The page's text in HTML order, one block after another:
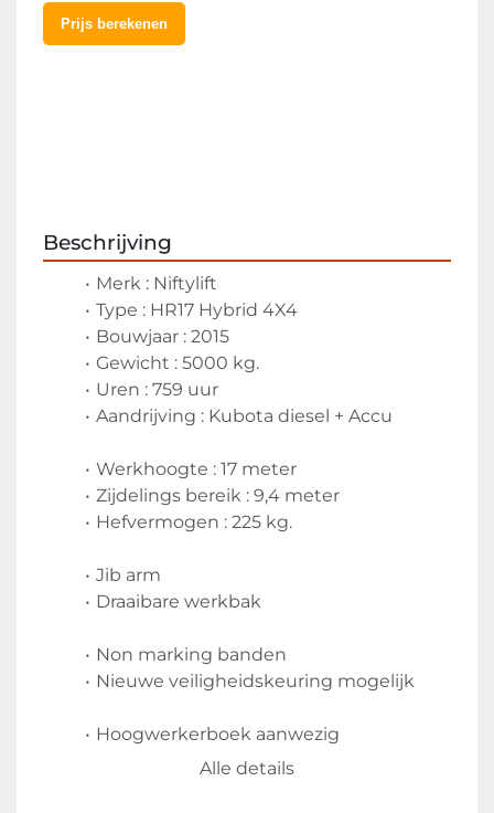
Beschrijving
Merk : Niftylift
Type : HR17 Hybrid 4X4
Bouwjaar : 2015
Gewicht : 5000 kg.
Uren : 759 uur
Aandrijving : Kubota diesel + Accu
Werkhoogte : 17 meter
Zijdelings bereik : 9,4 meter
Hefvermogen : 225 kg.
Jib arm
Draaibare werkbak
Non marking banden
Nieuwe veiligheidskeuring mogelijk
Hoogwerkerboek aanwezig
CE document aanwezig
Alle details